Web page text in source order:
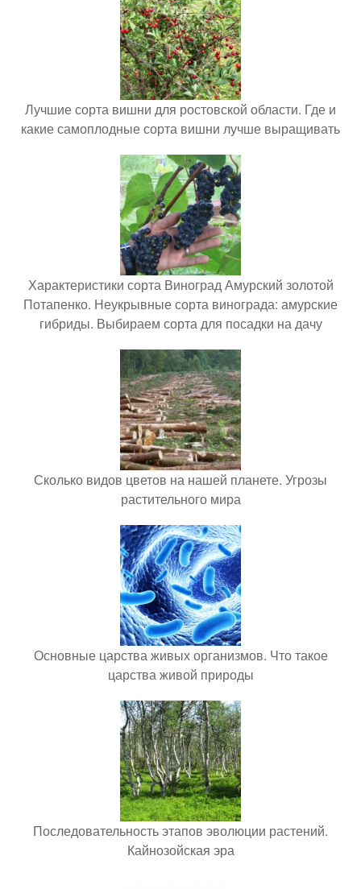
Лучшие сорта вишни для ростовской области. Где и
какие самоплодные сорта вишни лучше выращивать
Характеристики сорта Виноград Амурский золотой
Потапенко. Неукрывные сорта винограда: амурские
гибриды. Выбираем сорта для посадки на дачу
Сколько видов цветов на нашей планете. Угрозы
растительного мира
Основные царства живых организмов. Что такое
царства живой природы
Последовательность этапов эволюции растений.
Кайнозойская эра